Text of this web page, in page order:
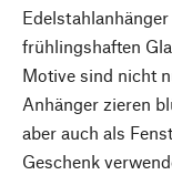
frühlingshaften
Motive sind nicht
Anhänger zieren
aber auch als
Geschenk